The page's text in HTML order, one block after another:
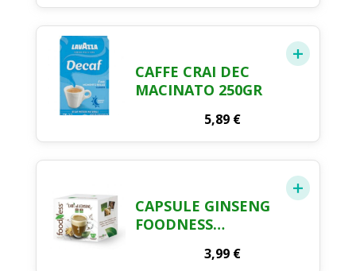
CAFFE CRAI DEC
MACINATO 250GR
5,89 €
CAPSULE GINSENG
FOODNESS
NESCAFÈ 10PZ
3,99 €